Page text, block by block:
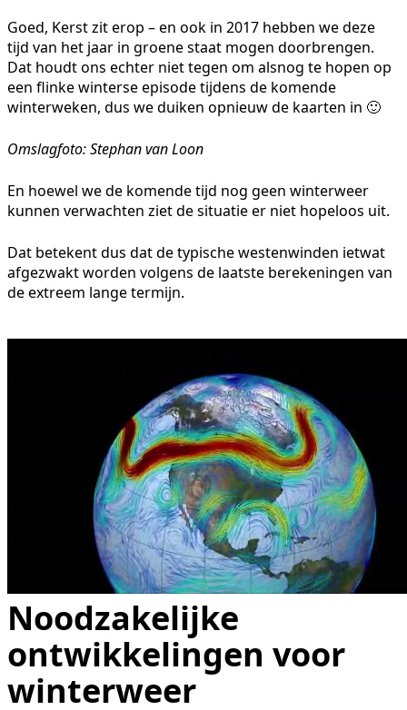
Goed, Kerst zit erop – en ook in 2017 hebben we deze
tijd van het jaar in groene staat mogen doorbrengen.
Dat houdt ons echter niet tegen om alsnog te hopen op
een flinke winterse episode tijdens de komende
winterweken, dus we duiken opnieuw de kaarten in 🙂
Omslagfoto: Stephan van Loon
En hoewel we de komende tijd nog geen winterweer
kunnen verwachten ziet de situatie er niet hopeloos uit.
Dat betekent dus dat de typische westenwinden ietwat
afgezwakt worden volgens de laatste berekeningen van
de extreem lange termijn.
Noodzakelijke
ontwikkelingen voor
winterweer